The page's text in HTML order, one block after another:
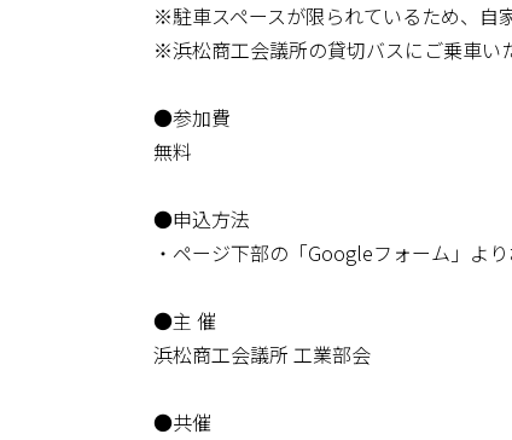
※駐車スペースが限られているため、自
※浜松商工会議所の貸切バスにご乗車い
●参加費
無料
●申込方法
・ページ下部の「Googleフォーム」より
●主 催
浜松商工会議所 工業部会
●共催